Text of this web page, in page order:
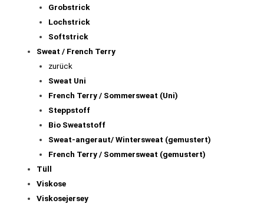
Grobstrick
Lochstrick
Softstrick
Sweat / French Terry
zurück
Sweat Uni
French Terry / Sommersweat (Uni)
Steppstoff
Bio Sweatstoff
Sweat-angeraut/ Wintersweat (gemustert)
French Terry / Sommersweat (gemustert)
Tüll
Viskose
Viskosejersey